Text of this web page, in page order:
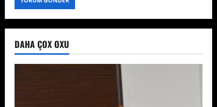
DAHA ÇOX OXU